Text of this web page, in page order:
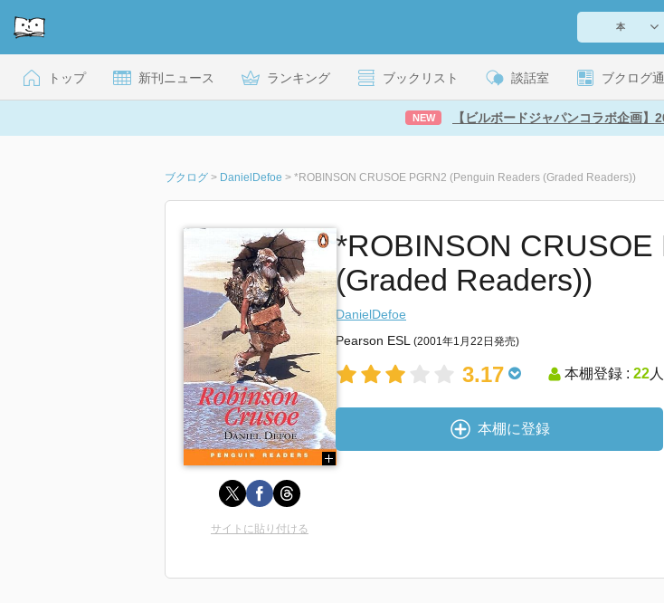
トップ 新刊ニュース ランキング ブックリスト 談話室 ブクログ
NEW 【ビルボードジャパンコラボ企画
ブクログ > DanielDefoe > *ROBINSON CRUSOE PGRN2 (Penguin Readers (Graded Readers))
*ROBINSON
(Graded Readers))
DanielDefoe
Pearson ESL (2001年1月22日発売)
3.17 本棚登録 : 22人
本棚に登録
サイトに貼り付ける